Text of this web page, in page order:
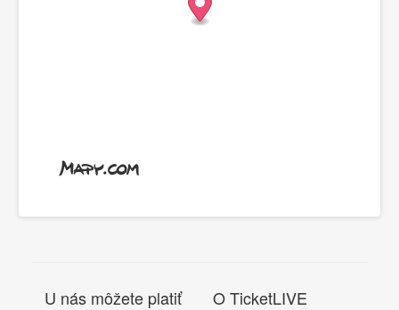
U nás môžete platiť O TicketLIVE